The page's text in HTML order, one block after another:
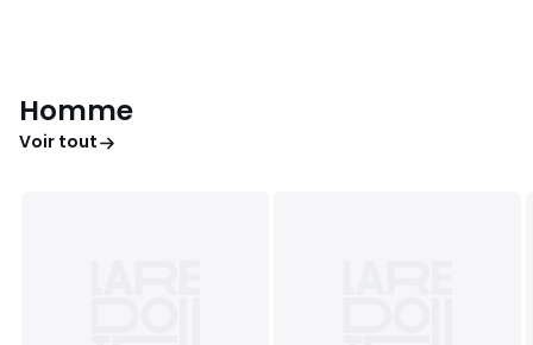
Homme
Voir tout